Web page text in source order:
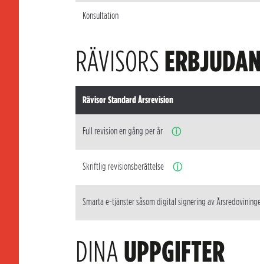
Konsultation
RÄVISORS
Rävisor Standard Årsrevision
Full revision en gång per år ⓘ
Skriftlig revisionsberättelse ⓘ
Smarta e-tjänster såsom digital signering av
DINAUPPGIFTER